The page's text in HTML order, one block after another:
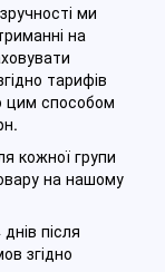
ми
на
тарифів
цим способом
кожної групи
на нашому
після
згідно